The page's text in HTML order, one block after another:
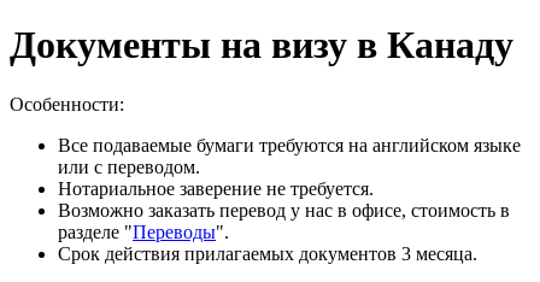
Документы на визу в Канаду
Особенности:
Все подаваемые бумаги требуются на английском языке
или с переводом.
Нотариальное заверение не требуется.
Возможно заказать перевод у нас в офисе, стоимость в
разделе "Переводы".
Срок действия прилагаемых документов 3 месяца.